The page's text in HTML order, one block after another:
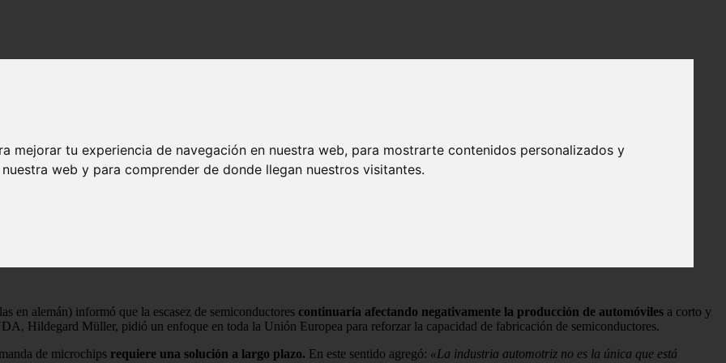
mejorar tu experiencia de navegación en nuestra web, para mostrarte contenidos personalizados y
web y para comprender de donde llegan nuestros visitantes.
automotriz
en alemán) informó que la escasez de semiconductores continuaría afectando negativamente la producción de automóviles a corto y
Hildegard Müller, pidió un enfoque en toda la Unión Europea para reforzar la capacidad de fabricación de semiconductores.
de microchips requiere una solución a largo plazo. En este sentido agregó: «La industria automotriz no es la única que está